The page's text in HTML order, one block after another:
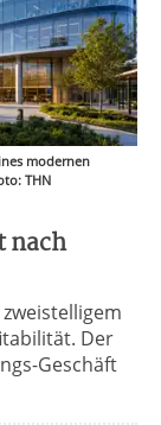
modernen
THN
nach
Der
Geschäft